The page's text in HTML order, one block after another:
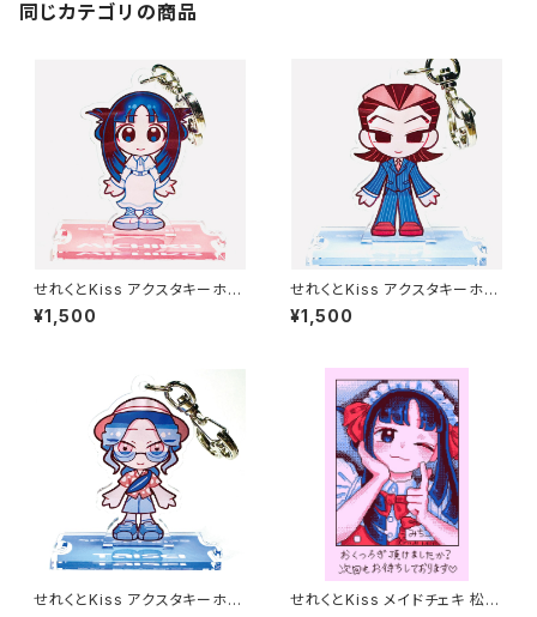
同じカテゴリの商品
せれくとKiss アクスタキーホル
ダー 松平三千子
¥1,500
せれくとKiss アクスタキーホル
ダー 袋崎蓮
¥1,500
せれくとKiss アクスタキーホル
せれくとKiss メイドチェキ 松平